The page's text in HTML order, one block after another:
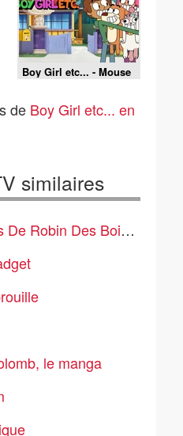
Boy Girl etc... - Mouse
est maousse
de Boy Girl etc... en
similaires
Des Bois, le manga
le manga